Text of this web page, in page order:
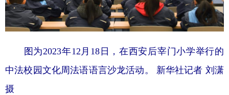
图为2023年12月18日，在西安后宰门小学举行的
中法校园文化周法语语言沙龙活动。 新华社记者 刘潇
摄